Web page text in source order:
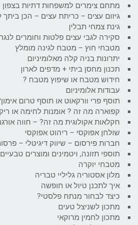
מתחם צימרים למשפחות דתיות בצפון
גיזום עצים – כריתת עצים – הכן ביתך
גינת צמחי תבלין
סקירה לגבי עצים פלטות וחומרים
מטבחי חוץ – מטבח לגינה מומלץ
יתרונות בניה קלה מאלומיניום
תכנון מחסן ביתי + מדפים לארון
חידוש מטבח או שיפוץ מטבח ?
עבודות אלומיניום
תוסף פרי וורקאוט או תוסף טרום
קפוארה מה זה ? אומנות לחימה או
חקלאות אקולוגית מה זה? – חווה
שולחן אפוקסי – ריהוט אפוקסי
חברות פירסום – שיווק דיגיטלי –
תוספי תזונה, ויטמינים ומוצרים
מטבחי יוקרה
מלון אסטוריה גליליי טבריה
איך לתכנן טיול או חופשה
כיצד לבחור מנתח פלסטי?
מתכון לשניצל טעים
מתכון לחמין מרוקאי